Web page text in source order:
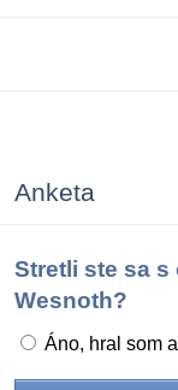
Anketa
Stretli ste sa
Wesnoth?
Áno, hral som